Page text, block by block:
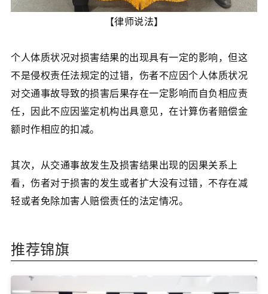
【律师说法】
个人体质状况对损害结果的出现具有一定的影响，但这
不是侵权责任法规定的过错，伤者不应因个人体质状况
对交通事故导致的损害后果存在一定影响而自负相应责
任，因此不应因鉴定机构出具意见，在计算伤者赔偿金
额时作相应的扣减。
其次，从交通事故发生及损害结果出现的因果关系上
看，伤者对于损害的发生或者扩大没有过错，不存在减
轻或者免除加害人赔偿责任的法定情况。
推荐锦旗